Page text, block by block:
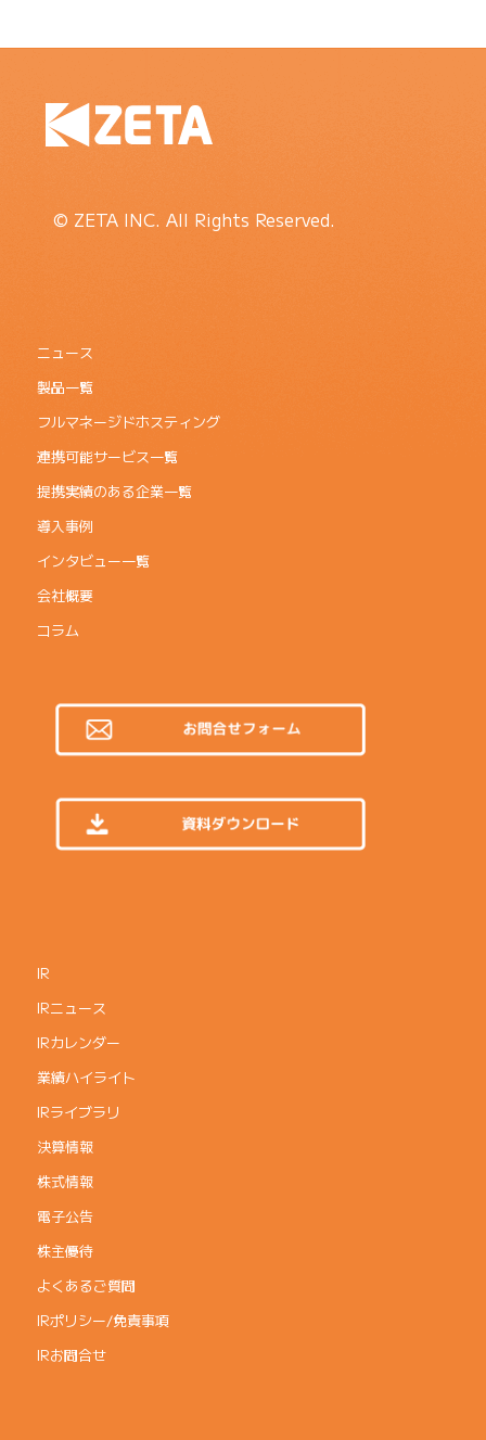
© ZETA INC. All Rights Reserved.
ニュース
製品一覧
フルマネージドホスティング
連携可能サービス一覧
提携実績のある企業一覧
導入事例
インタビュー一覧
会社概要
コラム
IR
IRニュース
IRカレンダー
業績ハイライト
IRライブラリ
決算情報
株式情報
電子公告
株主優待
よくあるご質問
IRポリシー/免責事項
IRお問合せ